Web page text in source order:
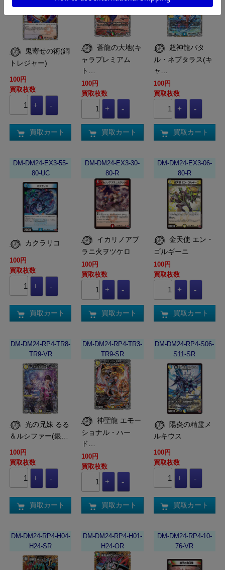
トレジャー)
100円
買取枚数
買取カート
蒼龍の大地(キ
ャラプレミアム
ト…
100円
買取枚数
買取カート
ル・ネプタラス(キ
ャ…
100円
買取枚数
買取カート
DM-DM24-EX3-55-
80-UC
カクラリコ
100円
買取枚数
買取カート
DM-DM24-EX3-30-
80-R
ラニ火ヲツケロ
100円
買取枚数
買取カート
DM-DM24-EX3-06-
80-R
ゴルギーニ
100円
買取枚数
買取カート
DM-DM24-RP4-TR8-
TR9-VR
＆ルシファー(銀…
100円
買取枚数
買取カート
DM-DM24-RP4-TR3-
TR9-SR
神聖龍 エモー
ショナル・ハー
ド…
100円
買取枚数
買取カート
DM-DM24-RP4-S06-
S11-SR
ルキウス
100円
買取枚数
買取カート
DM-DM24-RP4-H04-
H24-SR
DM-DM24-RP4-H01-
H24-OR
DM-DM24-RP4-10-
76-VR